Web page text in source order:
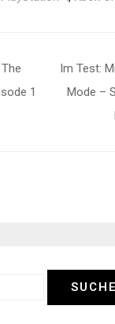
1
Im Test:
Mode –